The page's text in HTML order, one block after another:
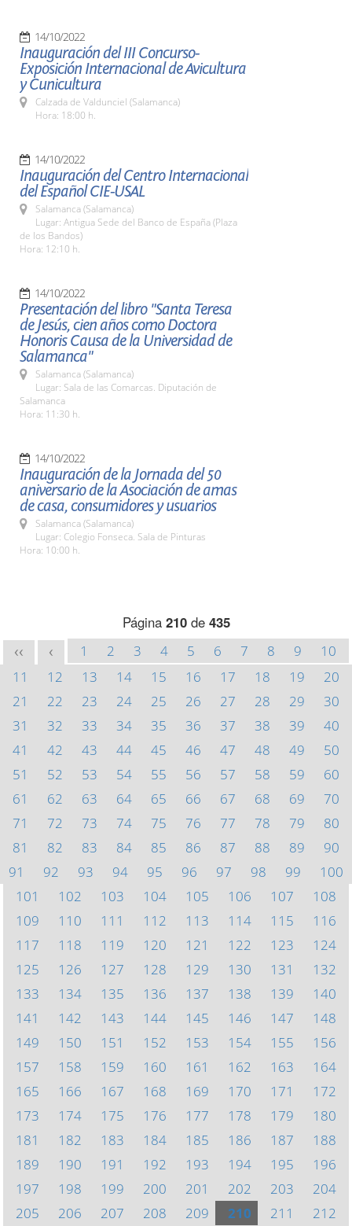
14/10/2022
Inauguración del III Concurso-
Exposición Internacional de Avicultura
y Cunicultura
Calzada de Valdunciel (Salamanca)
Hora: 18:00 h.
14/10/2022
Inauguración del Centro Internacional
del Español CIE-USAL
Salamanca (Salamanca)
Lugar: Antigua Sede del Banco de España (Plaza
de los Bandos)
Hora: 12:10 h.
14/10/2022
Presentación del libro "Santa Teresa
de Jesús, cien años como Doctora
Honoris Causa de la Universidad de
Salamanca"
Salamanca (Salamanca)
Lugar: Sala de las Comarcas. Diputación de
Salamanca
Hora: 11:30 h.
14/10/2022
Inauguración de la Jornada del 50
aniversario de la Asociación de amas
de casa, consumidores y usuarios
Salamanca (Salamanca)
Lugar: Colegio Fonseca. Sala de Pinturas
Hora: 10:00 h.
Página 210de 435
<< < 1 2 3 4 5 6 7 8 9
10
11
12 13 14 15 16 17 18 19
20
21
22 23 24 25 26 27 28 29
30
31
32 33 34 35 36 37 38 39
40
41
42 43 44 45 46 47 48 49
50
51
52 53 54 55 56 57 58 59
60
61
62 63 64 65 66 67 68 69
70
71
72 73 74 75 76 77 78 79
80
81
82 83 84 85 86 87 88 89
90
91
92 93 94 95 96 97 98 99
100
101
102 103 104 105 106 107
108
109
110 111 112 113 114 115
116
117
118 119 120 121 122 123
124
125
126 127 128 129 130 131
132
133
134 135 136 137 138 139
140
141
142 143 144 145 146 147
148
149
150 151 152 153 154 155
156
157
158 159 160 161 162 163
164
165
166 167 168 169 170 171
172
173
174 175 176 177 178 179
180
181
182 183 184 185 186 187
188
189
190 191 192 193 194 195
196
197
198 199 200 201 202 203
204
205
206 207 208 209 210 211 212